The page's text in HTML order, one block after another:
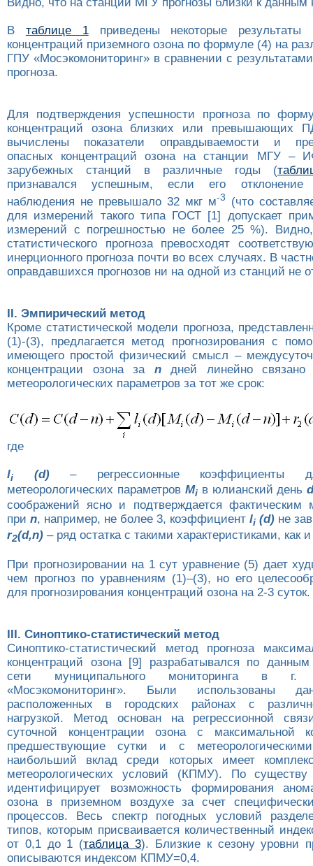
В таблице 1приведены некоторые результаты
концентраций приземного озона по формуле (4) на
ГПУ «Мосэкомониторинг» в сравнении с
прогноза.
Для подтверждения успешности прогноза по
концентраций озона близких или превышающих
вычислены показатели оправдываемости и
опасных концентраций озона на станции МГУ –
зарубежных станций в различные годы (
признавался успешным, если его отклонение
наблюдения не превышало 32 мкг м-3
(что
для измерений такого типа ГОСТ [1] допускает
измерений с погрешностью не более 25 %). Видно,
статистического прогноза превосходят
инерционного прогноза почти во всех случаях. В
оправдавшихся прогнозов ни на одной из станций не
II. Эмпирический метод
Кроме статистической модели прогноза,
(1)-(3), предлагается метод прогнозирования с
имеющего простой физический смысл –
концентрации озона за nдней линейно связано
метеорологических параметров за тот же срок:
где
li (d)– регрессионные коэффициенты
метеорологических параметров Miв юлианский день
соображений ясно и подтверждается фактическим
при n, например, не более 3, коэффициент li (d) не
r2(d,n) – ряд остатка с такими характеристиками, как
При прогнозировании на 1 сут уравнение (5) дает
чем прогноз по уравнениям (1)–(3), но его
для прогнозирования концентраций озона на 2-3 суток.
III. Синоптико-статистический метод
Синоптико-статистический метод прогноза
концентраций озона [9] разрабатывался по
сети муниципального мониторинга в
«Мосэкомониторинг». Были использованы
расположенных в городских районах с
нагрузкой. Метод основан на регрессионной
суточной концентрации озона с максимальной
предшествующие сутки и с
наибольший вклад среди которых имеет
метеорологических условий (КПМУ). По существу
идентифицирует возможность формирования
озона в приземном воздухе за счет
процессов. Весь спектр погодных условий
типов, которым присваивается количественный
от 0,1 до 1 (таблица 3). Близкие к сезону уровни
описываются индексом КПМУ=0,4.